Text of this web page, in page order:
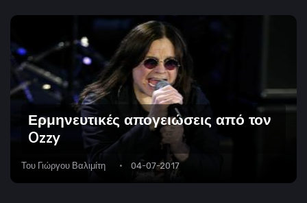
Ερμηνευτικές απογειώσεις από τον
Ozzy
Του Γιώργου Βαλιμίτη 04-07-2017